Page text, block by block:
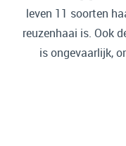
leven 11 soorten
reuzenhaai is. Ook
is ongevaarlijk,